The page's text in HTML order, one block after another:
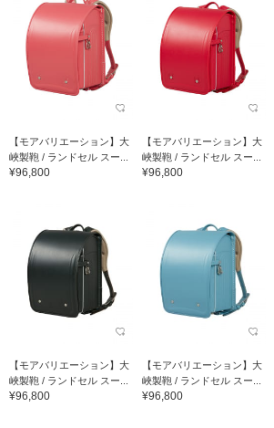
【モアバリエーション】大
峽製鞄 / ランドセル スー...
¥96,800
【モアバリエーション】大
峽製鞄 / ランドセル スー...
¥96,800
【モアバリエーション】大
峽製鞄 / ランドセル スー...
¥96,800
【モアバリエーション】大
峽製鞄 / ランドセル スー...
¥96,800